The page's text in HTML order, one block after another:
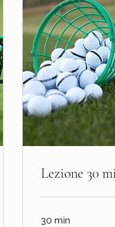
Lezione 30
30 min